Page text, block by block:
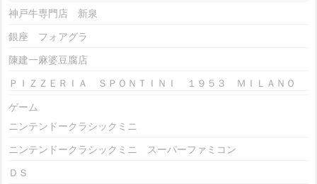
神戸牛専門店 新泉
銀座 フォアグラ
陳建一麻婆豆腐店
ＰＩＺＺＥＲＩＡ ＳＰＯＮＴＩＮＩ １９５３ ＭＩＬＡＮＯ
ゲーム
ニンテンドークラシックミニ
ニンテンドークラシックミニ スーパーファミコン
ＤＳ